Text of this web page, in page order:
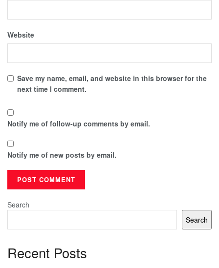
Website
Save my name, email, and website in this browser for the
next time I comment.
Notify me of follow-up comments by email.
Notify me of new posts by email.
Search
Search
Recent Posts